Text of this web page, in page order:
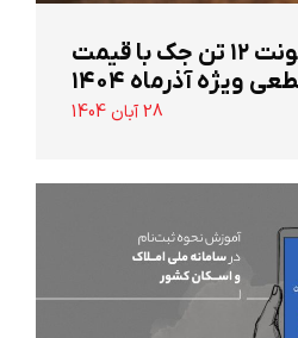
‌فروش کامیونت ۱۲ تن جک با قیمت
ویژه آذرماه ۱۴۰۴
28 آبان 1404